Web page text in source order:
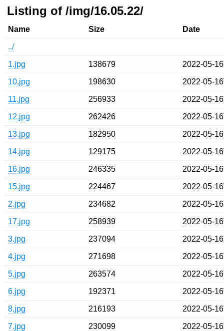
Listing of /img/16.05.22/
Name Size Date
../
1.jpg 138679 2022-05-
10.jpg 198630 2022-05-
11.jpg 256933 2022-05-
12.jpg 262426 2022-05-
13.jpg 182950 2022-05-
14.jpg 129175 2022-05-
16.jpg 246335 2022-05-
15.jpg 224467 2022-05-
2.jpg 234682 2022-05-
17.jpg 258939 2022-05-
3.jpg 237094 2022-05-
4.jpg 271698 2022-05-
5.jpg 263574 2022-05-
6.jpg 192371 2022-05-
8.jpg 216193 2022-05-
7.jpg 230099 2022-05-